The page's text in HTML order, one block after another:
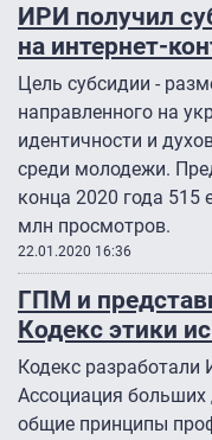
ИРИ получил
на интернет-
Цель субсидии -
направленного на
идентичности и
среди молодежи.
конца 2020 года 515
млн просмотров.
22.01.2020 16:36
ГПМ и
Кодекс этики
Кодекс разработали
Ассоциация
общие принципы